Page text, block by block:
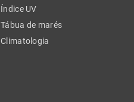
Índice UV
Tábua de marés
Climatologia